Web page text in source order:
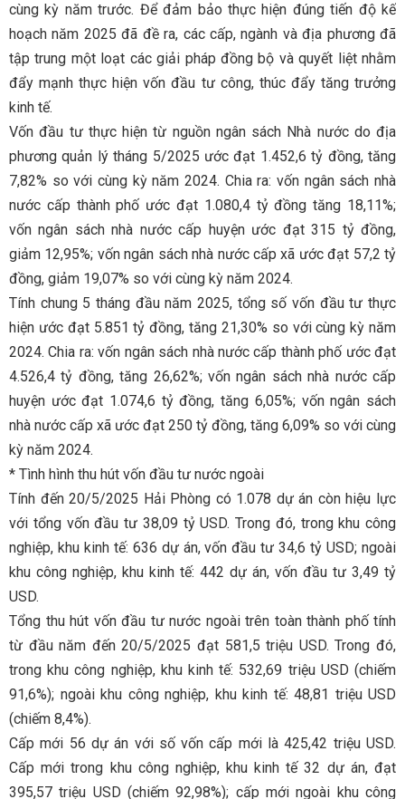
cùng kỳ năm trước. Để đảm bảo thực hiện đúng tiến độ kế
hoạch năm 2025 đã đề ra, các cấp, ngành và địa phương đã
tập trung một loạt các giải pháp đồng bộ và quyết liệt nhằm
đẩy mạnh thực hiện vốn đầu tư công, thúc đẩy tăng trưởng
kinh tế.
Vốn đầu tư thực hiện từ nguồn ngân sách Nhà nước do địa
phương quản lý tháng 5/2025 ước đạt 1.452,6 tỷ đồng, tăng
7,82% so với cùng kỳ năm 2024. Chia ra: vốn ngân sách nhà
nước cấp thành phố ước đạt 1.080,4 tỷ đồng tăng 18,11%;
vốn ngân sách nhà nước cấp huyện ước đạt 315 tỷ đồng,
giảm 12,95%; vốn ngân sách nhà nước cấp xã ước đạt 57,2 tỷ
đồng, giảm 19,07% so với cùng kỳ năm 2024.
Tính chung 5 tháng đầu năm 2025, tổng số vốn đầu tư thực
hiện ước đạt 5.851 tỷ đồng, tăng 21,30% so với cùng kỳ năm
2024. Chia ra: vốn ngân sách nhà nước cấp thành phố ước đạt
4.526,4 tỷ đồng, tăng 26,62%; vốn ngân sách nhà nước cấp
huyện ước đạt 1.074,6 tỷ đồng, tăng 6,05%; vốn ngân sách
nhà nước cấp xã ước đạt 250 tỷ đồng, tăng 6,09% so với cùng
kỳ năm 2024.
* Tình hình thu hút vốn đầu tư nước ngoài
Tính đến 20/5/2025 Hải Phòng có 1.078 dự án còn hiệu lực
với tổng vốn đầu tư 38,09 tỷ USD. Trong đó, trong khu công
nghiệp, khu kinh tế: 636 dự án, vốn đầu tư 34,6 tỷ USD; ngoài
khu công nghiệp, khu kinh tế: 442 dự án, vốn đầu tư 3,49 tỷ
USD.
Tổng thu hút vốn đầu tư nước ngoài trên toàn thành phố tính
từ đầu năm đến 20/5/2025 đạt 581,5 triệu USD. Trong đó,
trong khu công nghiệp, khu kinh tế: 532,69 triệu USD (chiếm
91,6%); ngoài khu công nghiệp, khu kinh tế: 48,81 triệu USD
(chiếm 8,4%).
Cấp mới 56 dự án với số vốn cấp mới là 425,42 triệu USD.
Cấp mới trong khu công nghiệp, khu kinh tế 32 dự án, đạt
395,57 triệu USD (chiếm 92,98%); cấp mới ngoài khu công